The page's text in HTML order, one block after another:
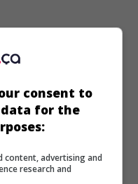
consent to
data for the
content, advertising and
research and